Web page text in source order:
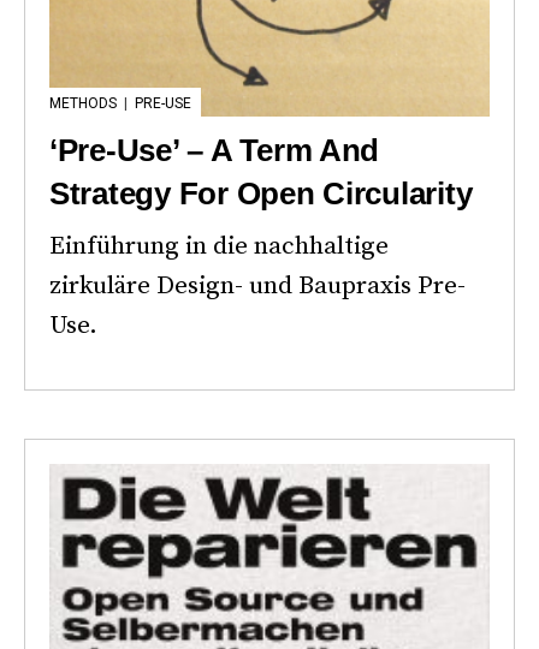
METHODS PRE-USE
‘Pre-Use’ – A Term And
Strategy For Open Circularity
Einführung in die nachhaltige
zirkuläre Design- und Baupraxis Pre-
Use.